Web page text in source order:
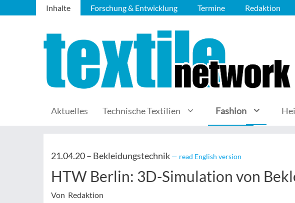
Inhalte Forschung & Entwicklung Termine Redaktion
Aktuelles Technische Textilien Fashion
21.04.20 – Bekleidungstechnik — read English version
HTW Berlin: 3D-Simulation von
Von Redaktion